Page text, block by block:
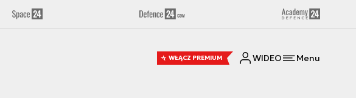
WŁĄCZ PREMIUM WIDEO Menu